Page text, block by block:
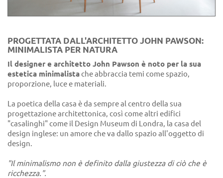
PROGETTATA DALL'ARCHITETTO JOHN PAWSON:
MINIMALISTA PER NATURA
Il designer e architetto John Pawson è noto per la sua
estetica minimalistache abbraccia temi come spazio,
proporzione, luce e materiali.
La poetica della casa è da sempre al centro della sua
progettazione architettonica, così come altri edifici
"casalinghi" come il Design Museum di Londra, la casa del
design inglese: un amore che va dallo spazio all'oggetto di
design.
"Il minimalismo non è definito dalla giustezza di ciò che è
ricchezza.".